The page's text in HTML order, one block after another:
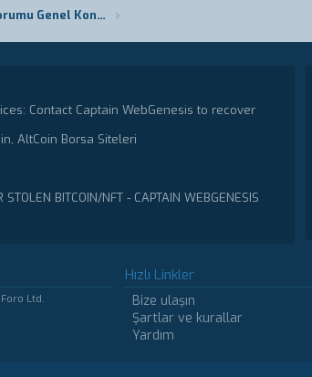
Bitcoin (BTC), Kripto Para Forumu Genel Konular
Contact Captain WebGenesis to recover
AltCoin Borsa Siteleri
STOLEN BITCOIN/NFT - CAPTAIN WEBGENESIS
Ltd.
Hızlı Linkler
Bize ulaşın
Şartlar ve kurallar
Yardım